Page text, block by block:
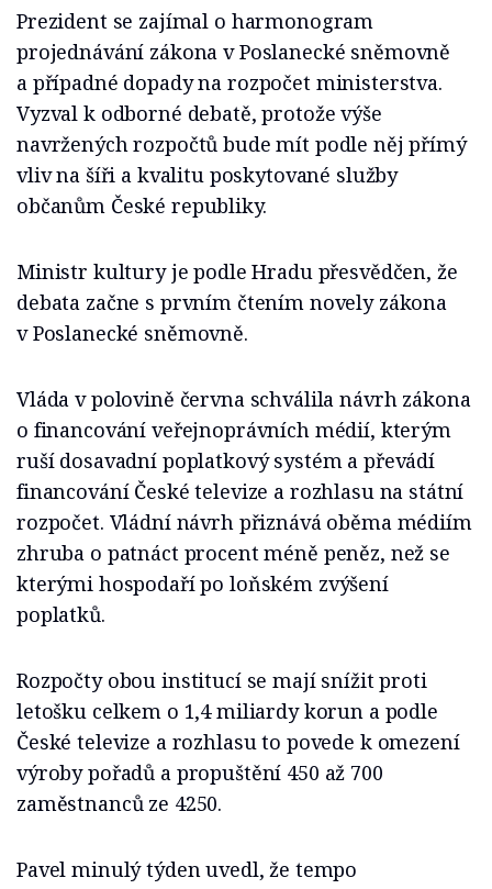
Prezident se zajímal o harmonogram
projednávání zákona v Poslanecké sněmovně
a případné dopady na rozpočet ministerstva.
Vyzval k odborné debatě, protože výše
navržených rozpočtů bude mít podle něj přímý
vliv na šíři a kvalitu poskytované služby
občanům České republiky.
Ministr kultury je podle Hradu přesvědčen, že
debata začne s prvním čtením novely zákona
v Poslanecké sněmovně.
Vláda v polovině června schválila návrh zákona
o financování veřejnoprávních médií, kterým
ruší dosavadní poplatkový systém a převádí
financování České televize a rozhlasu na státní
rozpočet. Vládní návrh přiznává oběma médiím
zhruba o patnáct procent méně peněz, než se
kterými hospodaří po loňském zvýšení
poplatků.
Rozpočty obou institucí se mají snížit proti
letošku celkem o 1,4 miliardy korun a podle
České televize a rozhlasu to povede k omezení
výroby pořadů a propuštění 450 až 700
zaměstnanců ze 4250.
Pavel minulý týden uvedl, že tempo